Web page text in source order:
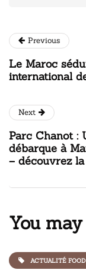
Previous
Le Maroc
international
Next
Parc Chanot :
débarque à
– découvrez la
You
ACTUALITÉ FOOD